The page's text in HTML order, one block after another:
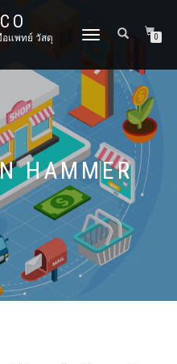
มือแพทย์ วัสดุ
TOGGLE
0
HAMMER